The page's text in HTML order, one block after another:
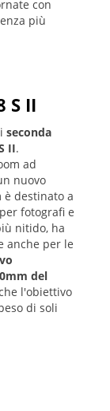
con
più
S II
seconda
II.
ad
nuovo
è destinato a
fotografi e
nitido, ha
anche per le
del
l'obiettivo
di soli